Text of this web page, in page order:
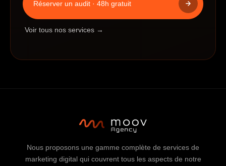
Réserver un audit · 48h gratuit
Voir tous nos services →
Nous proposons une gamme complète de services de
marketing digital qui couvrent tous les aspects de notre